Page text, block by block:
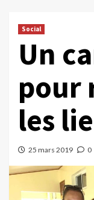
Social
Un
pour
les
25 mars 2019 0